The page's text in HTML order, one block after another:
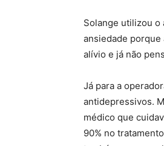
Solange utilizou o
ansiedade porque
alívio e já não
Já para a
antidepressivos.
médico que
90% no